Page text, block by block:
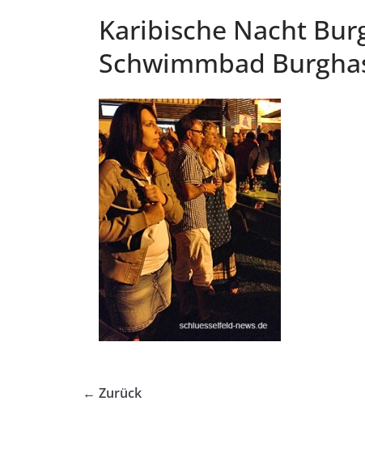
Karibische Nacht
Schwimmbad
← Zurück